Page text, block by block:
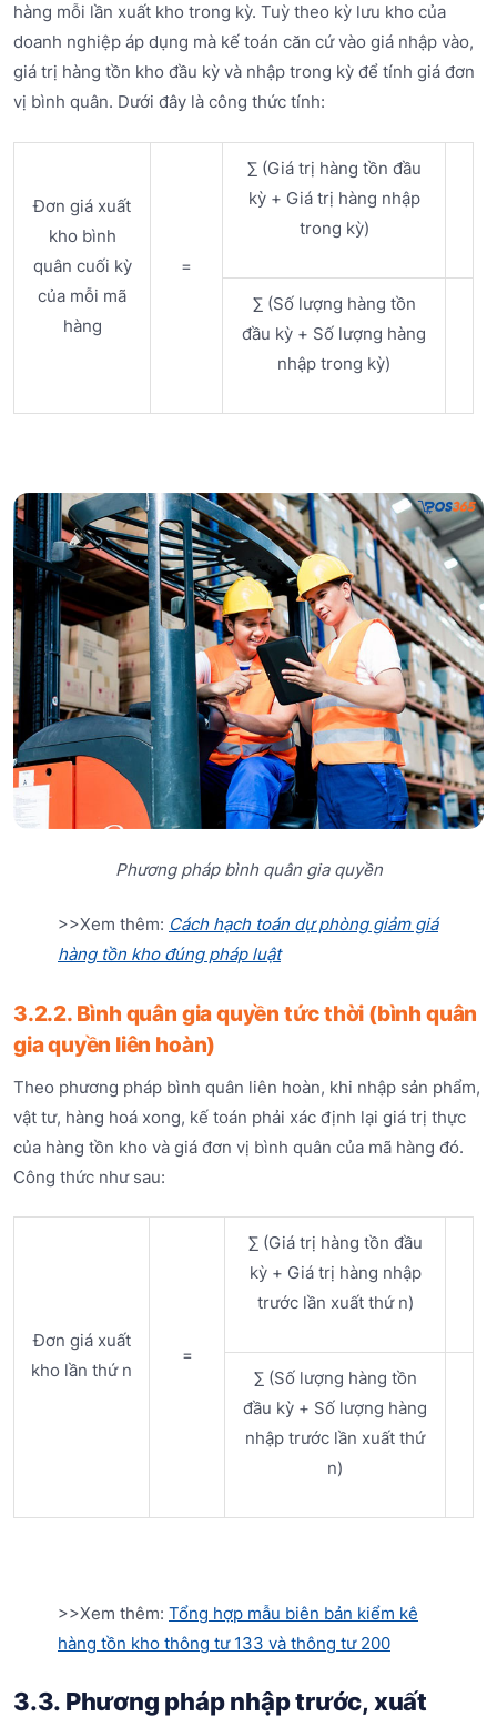
hàng mỗi lần xuất kho trong kỳ. Tuỳ theo kỳ lưu kho của
doanh nghiệp áp dụng mà kế toán căn cứ vào giá nhập vào,
giá trị hàng tồn kho đầu kỳ và nhập trong kỳ để tính giá đơn
vị bình quân. Dưới đây là công thức tính:
Đơn giá xuất
kho bình
quân cuối kỳ
của mỗi mã
hàng
=
∑ (Giá trị hàng tồn đầu
kỳ + Giá trị hàng nhập
trong kỳ)
∑ (Số lượng hàng tồn
đầu kỳ + Số lượng hàng
nhập trong kỳ)
Phương pháp bình quân gia quyền
>>Xem thêm: Cách hạch toán dự phòng giảm giá
hàng tồn kho đúng pháp luật
3.2.2. Bình quân gia quyền tức thời (bình quân
gia quyền liên hoàn)
Theo phương pháp bình quân liên hoàn, khi nhập sản phẩm,
vật tư, hàng hoá xong, kế toán phải xác định lại giá trị thực
của hàng tồn kho và giá đơn vị bình quân của mã hàng đó.
Công thức như sau:
Đơn giá xuất
kho lần thứ n
=
∑ (Giá trị hàng tồn đầu
kỳ + Giá trị hàng nhập
trước lần xuất thứ n)
∑ (Số lượng hàng tồn
đầu kỳ + Số lượng hàng
nhập trước lần xuất thứ
n)
>>Xem thêm: Tổng hợp mẫu biên bản kiểm kê
hàng tồn kho thông tư 133 và thông tư 200
3.3. Phương pháp nhập trước, xuất